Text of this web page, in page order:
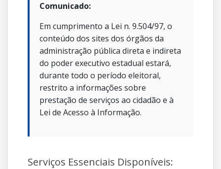
Comunicado:
Em cumprimento a Lei n. 9.504/97, o
conteúdo dos sites dos órgãos da
administração pública direta e indireta
do poder executivo estadual estará,
durante todo o período eleitoral,
restrito a informações sobre
prestação de serviços ao cidadão e à
Lei de Acesso à Informação.
Serviços Essenciais Disponíveis: